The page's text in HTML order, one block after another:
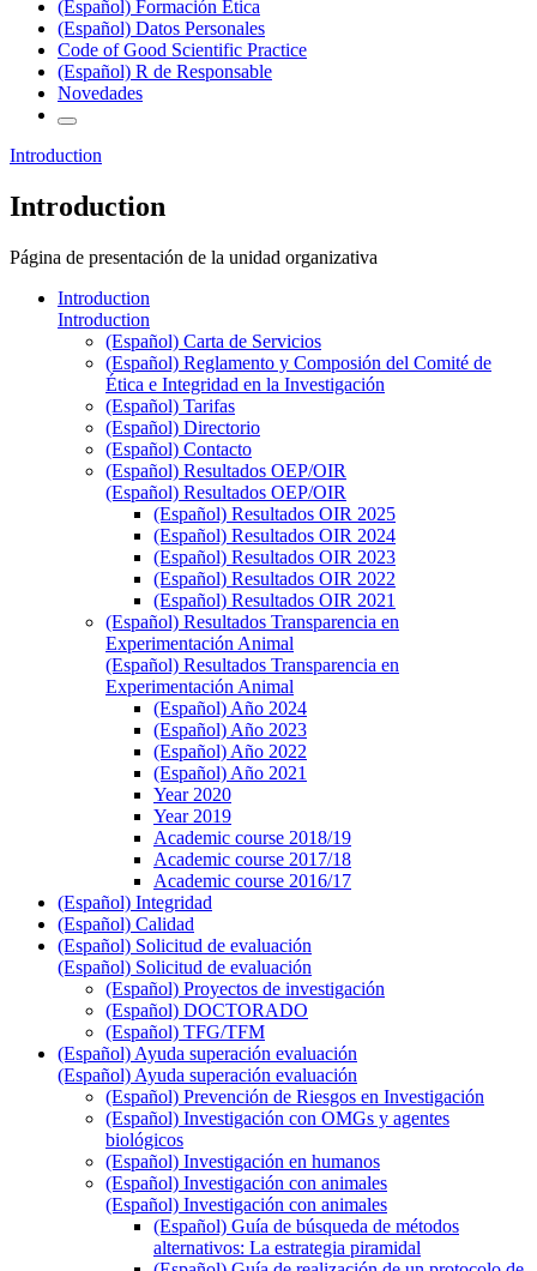
(Español) Formación Ética
(Español) Datos Personales
Code of Good Scientific Practice
(Español) R de Responsable
Novedades
Introduction
Introduction
Página de presentación de la unidad organizativa
Introduction
Introduction
(Español) Carta de Servicios
(Español) Reglamento y Composión del Comité de
Ética e Integridad en la Investigación
(Español) Tarifas
(Español) Directorio
(Español) Contacto
(Español) Resultados OEP/OIR
(Español) Resultados OEP/OIR
(Español) Resultados OIR 2025
(Español) Resultados OIR 2024
(Español) Resultados OIR 2023
(Español) Resultados OIR 2022
(Español) Resultados OIR 2021
(Español) Resultados Transparencia en
Experimentación Animal
(Español) Resultados Transparencia en
Experimentación Animal
(Español) Año 2024
(Español) Año 2023
(Español) Año 2022
(Español) Año 2021
Year 2020
Year 2019
Academic course 2018/19
Academic course 2017/18
Academic course 2016/17
(Español) Integridad
(Español) Calidad
(Español) Solicitud de evaluación
(Español) Solicitud de evaluación
(Español) Proyectos de investigación
(Español) DOCTORADO
(Español) TFG/TFM
(Español) Ayuda superación evaluación
(Español) Ayuda superación evaluación
(Español) Prevención de Riesgos en Investigación
(Español) Investigación con OMGs y agentes
biológicos
(Español) Investigación en humanos
(Español) Investigación con animales
(Español) Investigación con animales
(Español) Guía de búsqueda de métodos
alternativos: La estrategia piramidal